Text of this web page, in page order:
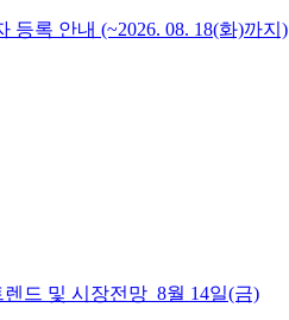
록 안내 (~2026. 08. 18(화)까지)
드 및 시장전망_8월 14일(금)